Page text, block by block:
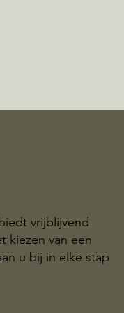
vrijblijvend
kiezen van een
u bij in elke stap